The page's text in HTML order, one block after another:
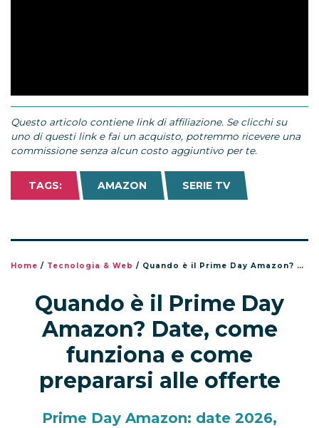
Questo articolo contiene link di affiliazione. Se clicchi su
uno di questi link e fai un acquisto, potremmo ricevere una
commissione senza alcun costo aggiuntivo per te.
TAGS: AMAZON SERIE TV
Home / Tecnologia & Web / Quando è il Prime Day Amazon? Date, come funziona e come prepararsi alle offerte
Quando è il Prime Day
Amazon? Date, come
funziona e come
prepararsi alle offerte
Prime Day Amazon: date 2026,